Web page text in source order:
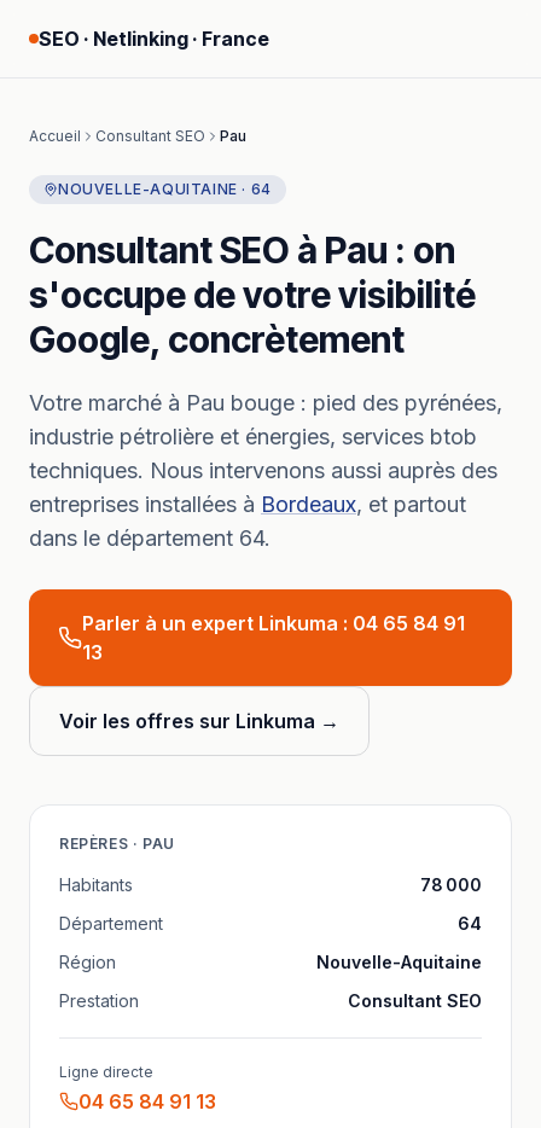
SEO · Netlinking · France
Accueil Consultant SEO Pau
NOUVELLE-AQUITAINE · 64
Consultant SEO à Pau : on
s'occupe de votre visibilité
Google, concrètement
Votre marché à Pau bouge : pied des pyrénées,
industrie pétrolière et énergies, services btob
techniques. Nous intervenons aussi auprès des
entreprises installées à Bordeaux, et partout
dans le département 64.
Parler à un expert Linkuma : 04 65 84 91
13
Voir les offres sur Linkuma →
REPÈRES · PAU
Habitants
78 000
Département
64
Région
Nouvelle-Aquitaine
Prestation
Consultant SEO
Ligne directe
04 65 84 91 13